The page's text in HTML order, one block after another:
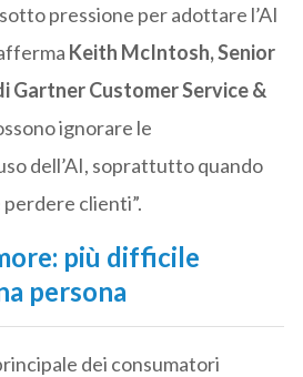
pressione per adottare l’AI
Keith McIntosh, Senior
Gartner Customer Service &
ignorare le
dell’AI, soprattutto quando
clienti”.
più difficile
persona
dei consumatori